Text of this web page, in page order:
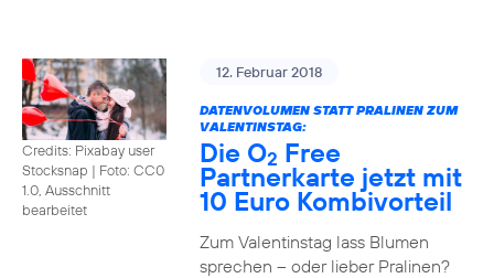
Credits: Pixabay user
Stocksnap | Foto: CC0
1.0, Ausschnitt
bearbeitet
12. Februar 2018
DATENVOLUMEN STATT PRALINEN ZUM
VALENTINSTAG:
Die O2 Free
Partnerkarte jetzt mit
10 Euro Kombivorteil
Zum Valentinstag lass Blumen
sprechen – oder lieber Pralinen?